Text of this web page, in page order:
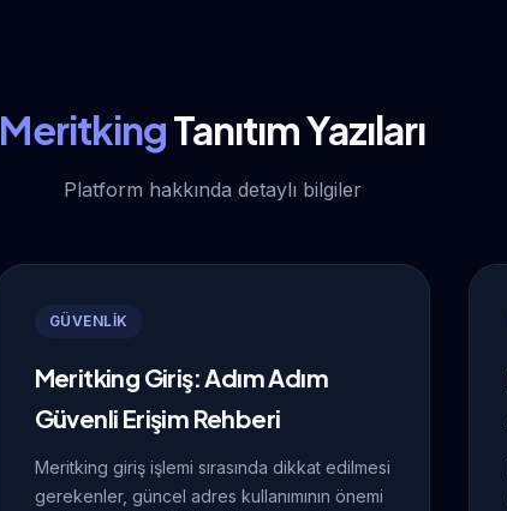
MeritkingTanıtım Yazıları
Platform hakkında detaylı bilgiler
GÜVENLİK
Meritking Giriş: Adım Adım
Güvenli Erişim Rehberi
Meritking giriş işlemi sırasında dikkat edilmesi
gerekenler, güncel adres kullanımının önemi